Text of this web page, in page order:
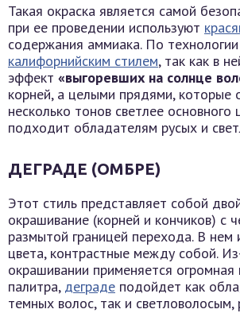
Такая окраска является самой
при ее проведении используют
содержания аммиака. По
калифорнийским стилем, так как в
эффект «выгоревших на солнце
корней, а целыми прядями, которые
несколько тонов светлее основного
подходит обладателям русых и
ДЕГРАДЕ (ОМБРЕ)
Этот стиль представляет собой
окрашивание (корней и кончиков) с
размытой границей перехода. В нем
цвета, контрастные между собой.
окрашивании применяется огромная
палитра, деграде подойдет как
темных волос, так и светловолосым,